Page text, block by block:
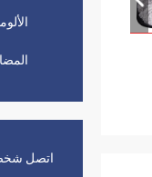
اتصل